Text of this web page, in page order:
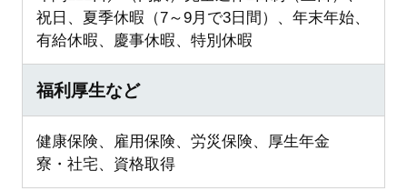
祝日、夏季休暇（7～9月で3日間）、年末年始、
有給休暇、慶事休暇、特別休暇
福利厚生など
健康保険、雇用保険、労災保険、厚生年金
寮・社宅、資格取得